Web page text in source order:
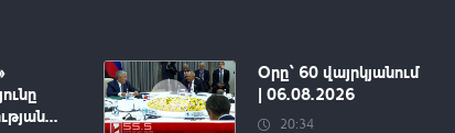
Օրը՝ 60 վայրկյանում
| 06.08.2026
20:34